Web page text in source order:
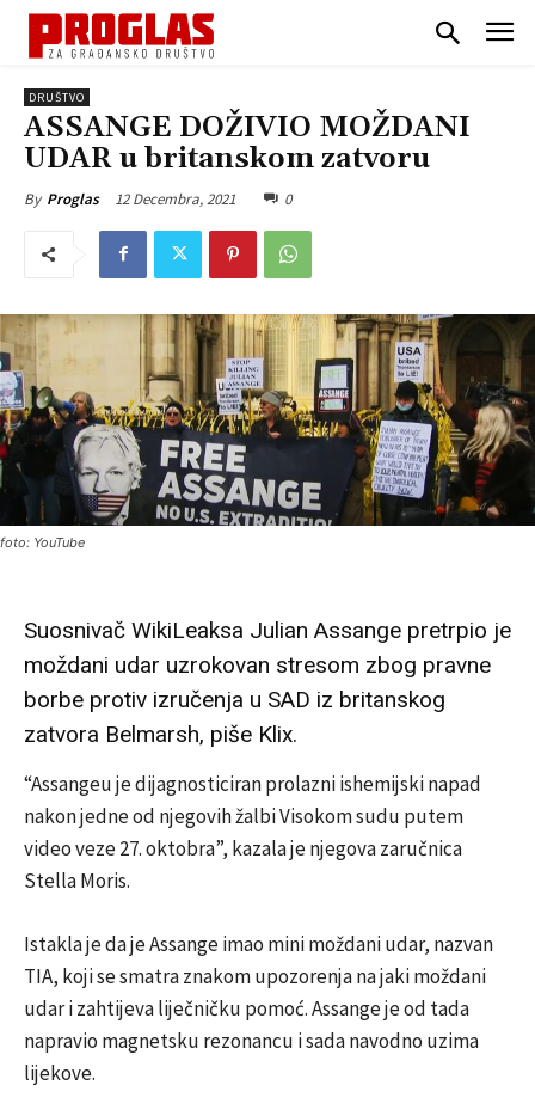
DRUŠTVO
ASSANGE DOŽIVIO MOŽDANI
UDAR u britanskom zatvoru
By Proglas 12 Decembra, 2021 0
foto: YouTube
Suosnivač WikiLeaksa Julian Assange pretrpio je
moždani udar uzrokovan stresom zbog pravne
borbe protiv izručenja u SAD iz britanskog
zatvora Belmarsh, piše Klix.
“Assangeu je dijagnosticiran prolazni ishemijski napad
nakon jedne od njegovih žalbi Visokom sudu putem
video veze 27. oktobra”, kazala je njegova zaručnica
Stella Moris.
Istakla je da je Assange imao mini moždani udar, nazvan
TIA, koji se smatra znakom upozorenja na jaki moždani
udar i zahtijeva liječničku pomoć. Assange je od tada
napravio magnetsku rezonancu i sada navodno uzima
lijekove.